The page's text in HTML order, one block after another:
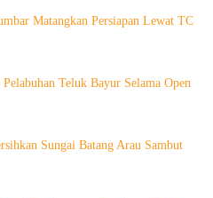
Matangkan Persiapan Lewat TC
Teluk Bayur Selama Open
Sungai Batang Arau Sambut